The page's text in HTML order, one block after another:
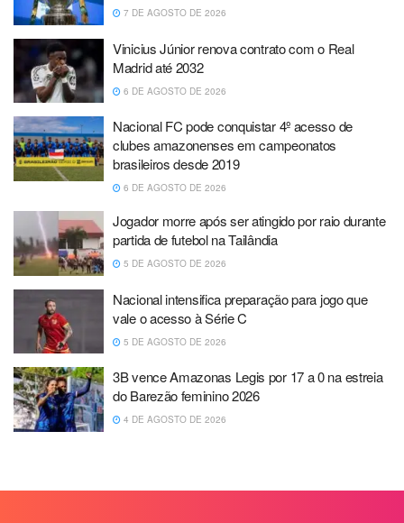
7 DE AGOSTO DE 2026
Vinicius Júnior renova contrato com o Real
Madrid até 2032
6 DE AGOSTO DE 2026
Nacional FC pode conquistar 4º acesso de
clubes amazonenses em campeonatos
brasileiros desde 2019
6 DE AGOSTO DE 2026
Jogador morre após ser atingido por raio durante
partida de futebol na Tailândia
5 DE AGOSTO DE 2026
Nacional intensifica preparação para jogo que
vale o acesso à Série C
5 DE AGOSTO DE 2026
3B vence Amazonas Legis por 17 a 0 na estreia
do Barezão feminino 2026
4 DE AGOSTO DE 2026